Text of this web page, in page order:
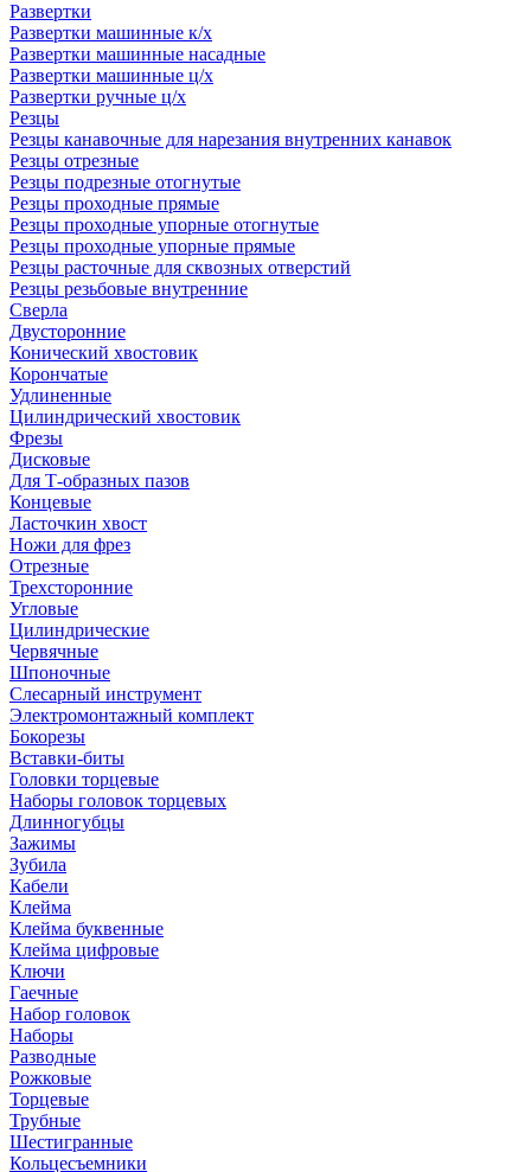
Развертки
Развертки машинные к/х
Развертки машинные насадные
Развертки машинные ц/х
Развертки ручные ц/х
Резцы
Резцы канавочные для нарезания внутренних канавок
Резцы отрезные
Резцы подрезные отогнутые
Резцы проходные прямые
Резцы проходные упорные отогнутые
Резцы проходные упорные прямые
Резцы расточные для сквозных отверстий
Резцы резьбовые внутренние
Сверла
Двусторонние
Конический хвостовик
Корончатые
Удлиненные
Цилиндрический хвостовик
Фрезы
Дисковые
Для Т-образных пазов
Концевые
Ласточкин хвост
Ножи для фрез
Отрезные
Трехсторонние
Угловые
Цилиндрические
Червячные
Шпоночные
Слесарный инструмент
Электромонтажный комплект
Бокорезы
Вставки-биты
Головки торцевые
Наборы головок торцевых
Длинногубцы
Зажимы
Зубила
Кабели
Клейма
Клейма буквенные
Клейма цифровые
Ключи
Гаечные
Набор головок
Наборы
Разводные
Рожковые
Торцевые
Трубные
Шестигранные
Кольцесъемники